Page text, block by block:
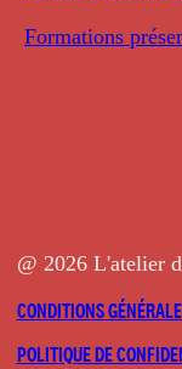
Formations
@ 2026 L'atelier
CONDITIONS
POLITIQUE DE